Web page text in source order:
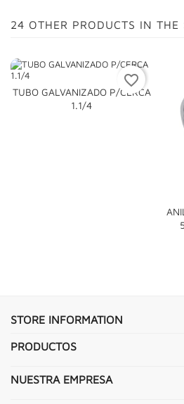
24 OTHER PRODUCTS IN THE
TUBO GALVANIZADO P/CERCA
1.1/4
favorite_border
STORE INFORMATION
PRODUCTOS
NUESTRA EMPRESA